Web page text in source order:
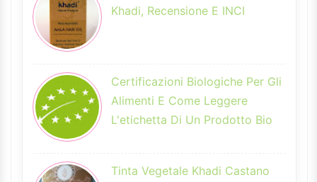
Khadi, Recensione E INCI
Certificazioni Biologiche Per Gli
Alimenti E Come Leggere
L'etichetta Di Un Prodotto Bio
Tinta Vegetale Khadi Castano